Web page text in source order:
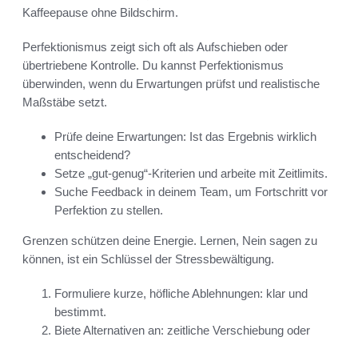
Kaffeepause ohne Bildschirm.
Perfektionismus zeigt sich oft als Aufschieben oder
übertriebene Kontrolle. Du kannst Perfektionismus
überwinden, wenn du Erwartungen prüfst und realistische
Maßstäbe setzt.
Prüfe deine Erwartungen: Ist das Ergebnis wirklich
entscheidend?
Setze „gut-genug“-Kriterien und arbeite mit Zeitlimits.
Suche Feedback in deinem Team, um Fortschritt vor
Perfektion zu stellen.
Grenzen schützen deine Energie. Lernen, Nein sagen zu
können, ist ein Schlüssel der Stressbewältigung.
Formuliere kurze, höfliche Ablehnungen: klar und
bestimmt.
Biete Alternativen an: zeitliche Verschiebung oder